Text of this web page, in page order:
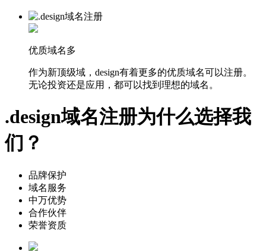
优质域名多
作为新顶级域，design有着更多的优质域名可以注册。
无论投资还是应用，都可以找到理想的域名。
.design域名注册为什么选择我
们？
品牌保护
域名服务
中万优势
合作伙伴
荣誉资质